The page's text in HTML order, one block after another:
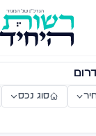
—
סוג נכס